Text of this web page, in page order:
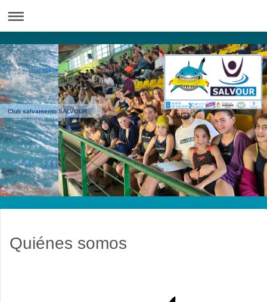
Club salvamento SALVOUR
Quiénes somos